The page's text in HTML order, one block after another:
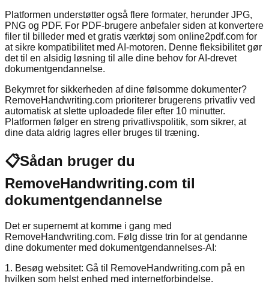
Platformen understøtter også flere formater, herunder JPG,
PNG og PDF. For PDF-brugere anbefaler siden at konvertere
filer til billeder med et gratis værktøj som online2pdf.com for
at sikre kompatibilitet med AI-motoren. Denne fleksibilitet gør
det til en alsidig løsning til alle dine behov for AI-drevet
dokumentgendannelse.
Bekymret for sikkerheden af dine følsomme dokumenter?
RemoveHandwriting.com prioriterer brugerens privatliv ved
automatisk at slette uploadede filer efter 10 minutter.
Platformen følger en streng privatlivspolitik, som sikrer, at
dine data aldrig lagres eller bruges til træning.
📋Sådan bruger du
RemoveHandwriting.com til
dokumentgendannelse
Det er supernemt at komme i gang med
RemoveHandwriting.com. Følg disse trin for at gendanne
dine dokumenter med dokumentgendannelses-AI:
1. Besøg websitet: Gå til RemoveHandwriting.com på en
hvilken som helst enhed med internetforbindelse.